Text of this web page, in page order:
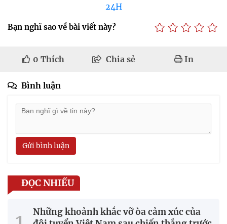
24H
Bạn nghĩ sao về bài viết này?
0 Thích Chia sẻ In
Bình luận
Gửi bình luận
ĐỌC NHIỀU
Những khoảnh khắc vỡ òa cảm xúc của